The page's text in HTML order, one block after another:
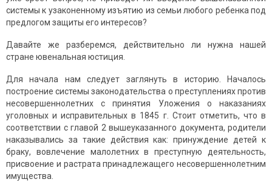
системы к узаконенному изъятию из семьи любого ребенка под
предлогом защиты его интересов?
Давайте же разберемся, действительно ли нужна нашей
стране ювенальная юстиция.
Для начала нам следует заглянуть в историю. Началось
построение системы законодательства о преступлениях против
несовершеннолетних с принятия Уложения о наказаниях
уголовных и исправительных в 1845 г. Стоит отметить, что в
соответствии с главой 2 вышеуказанного документа, родители
наказывались за такие действия как: принуждение детей к
браку, вовлечение малолетних в преступную деятельность,
присвоение и растрата принадлежащего несовершеннолетним
имущества.